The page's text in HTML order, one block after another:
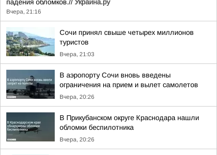
падения обломков.// Украина.ру
Вчера, 21:16
Сочи принял свыше четырех миллионов
туристов
Вчера, 21:03
В аэропорту Сочи вновь введены
ограничения на прием и вылет самолетов
Вчера, 20:26
В Прикубанском округе Краснодара нашли
обломки беспилотника
Вчера, 20:26